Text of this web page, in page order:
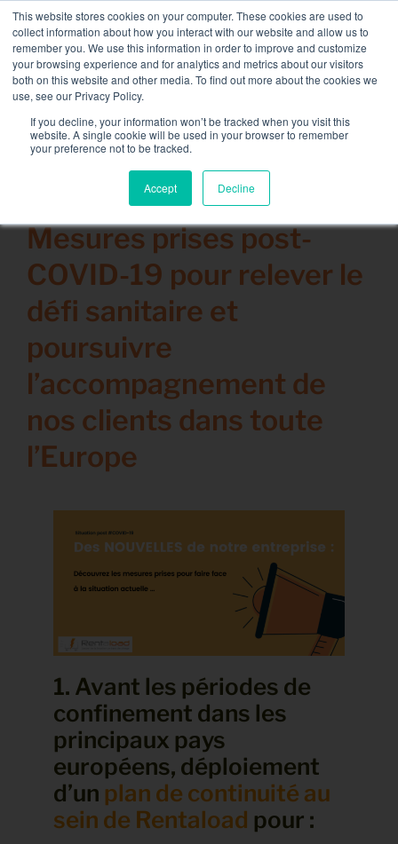
This website stores cookies on your computer. These cookies are used to
collect information about how you interact with our website and allow us to
remember you. We use this information in order to improve and customize
your browsing experience and for analytics and metrics about our visitors
both on this website and other media. To find out more about the cookies we
use, see our Privacy Policy.
If you decline, your information won’t be tracked when you visit this
website. A single cookie will be used in your browser to remember
your preference not to be tracked.
Accept Decline
contenu
NOUVELLE FLOTTE : bancs de charge 3.5 MW / MVA
disponible,plus d’information ici.
CONTACT
Toggle
Services associés
Secteurs et solutions
Société
Ressources
Contact
Calendrier – Events
Mesures prises post-
COVID-19 pour relever le
défi sanitaire et
poursuivre
l’accompagnement de
nos clients dans toute
l’Europe
1. Avant les périodes de
confinement dans les
principaux pays
européens, déploiement
d’un plan de continuité au
sein de Rentaload pour :